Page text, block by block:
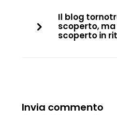
Il blog
scoperto, ma
scoperto in
Invia commento